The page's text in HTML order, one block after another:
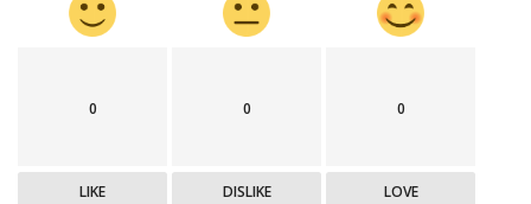
0
LIKE
0
DISLIKE
0
LOVE